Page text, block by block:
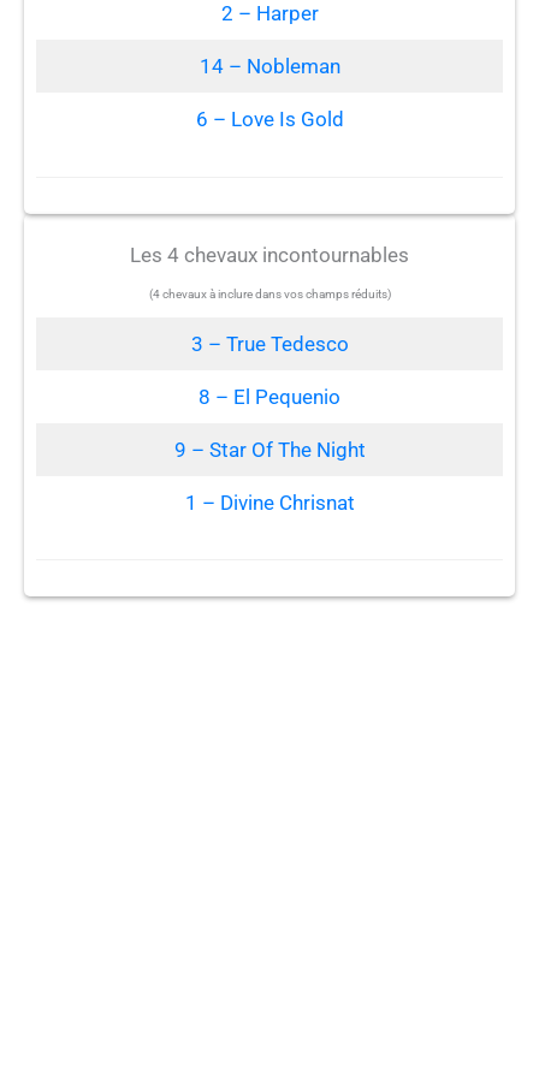
2 – Harper
14 – Nobleman
6 – Love Is Gold
Les 4 chevaux incontournables
(4 chevaux à inclure dans vos champs réduits)
3 – True Tedesco
8 – El Pequenio
9 – Star Of The Night
1 – Divine Chrisnat